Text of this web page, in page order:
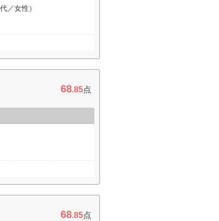
／女性）
68.85点
68.85点